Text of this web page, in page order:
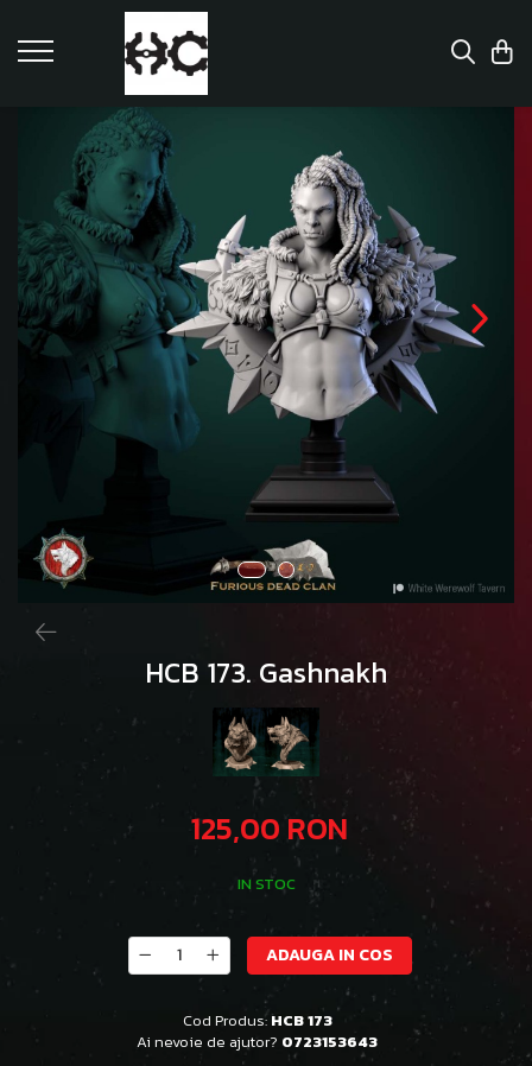
HCB 173. Gashnakh
125,00 RON
IN STOC
ADAUGA IN COS
Cod Produs: HCB 173
Ai nevoie de ajutor? 0723153643